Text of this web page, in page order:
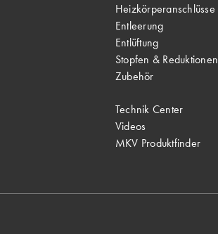
Heizkörperanschlüsse
Entleerung
Entlüftung
Stopfen & Reduktionen
Zubehör
Technik Center
Videos
MKV Produktfinder